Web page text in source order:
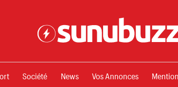
Société News Vos Annonces